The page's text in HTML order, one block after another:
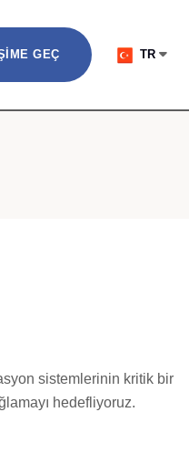
GEÇ TR
sistemlerinin kritik bir
hedefliyoruz.